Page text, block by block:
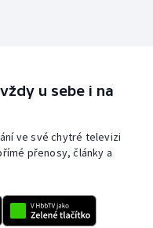
u sebe i na
ve své chytré televizi
přenosy, články a